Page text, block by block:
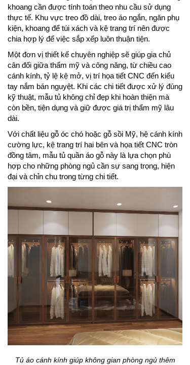
khoang cần được tính toán theo nhu cầu sử dụng
thực tế. Khu vực treo đồ dài, treo áo ngắn, ngăn phụ
kiện, khoang để túi xách và kệ trang trí nên được
chia hợp lý để việc sắp xếp luôn thuận tiện.
Một đơn vị thiết kế chuyên nghiệp sẽ giúp gia chủ
cân đối giữa thẩm mỹ và công năng, từ chiều cao
cánh kính, tỷ lệ kệ mở, vị trí họa tiết CNC đến kiểu
tay nắm bán nguyệt. Khi các chi tiết được xử lý đúng
kỹ thuật, mẫu tủ không chỉ đẹp khi hoàn thiện mà
còn bền, tiện dụng và giữ được giá trị thẩm mỹ lâu
dài.
Với chất liệu gỗ óc chó hoặc gỗ sồi Mỹ, hệ cánh kính
cường lực, kệ trang trí hai bên và họa tiết CNC tròn
đồng tâm, mẫu tủ quần áo gỗ này là lựa chọn phù
hợp cho những phòng ngủ cần sự sang trọng, hiện
đại và chỉn chu trong từng chi tiết.
Tủ áo cánh kính giúp không gian phòng ngủ thêm